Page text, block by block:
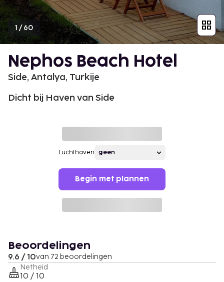
1 /60
Nephos Beach Hotel
Side, Antalya, Turkije
Dicht bij Haven van Side
Luchthaven
Begin met plannen
Beoordelingen
9.6 / 10van 72 beoordelingen
Netheid
10 / 10